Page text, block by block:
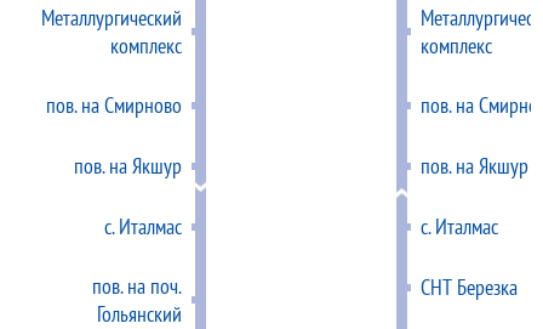
Металлургический
комплекс
пов. на Смирново
пов. на Якшур
с. Италмас
пов. на поч.
Гольянский
комплекс
пов. на
пов. на Якшур
с. Италмас
СНТ Березка